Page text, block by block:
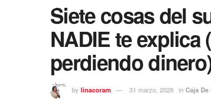
Siete cosas del
NADIE te explica
perdiendo
by linacoram 31 marzo, 2026 in Caja